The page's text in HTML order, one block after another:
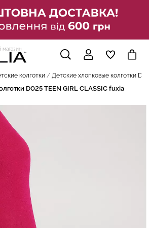
колготки Детские хлопковые колготки
D025 TEEN GIRL CLASSIC fuxia
ТОВАРЫ